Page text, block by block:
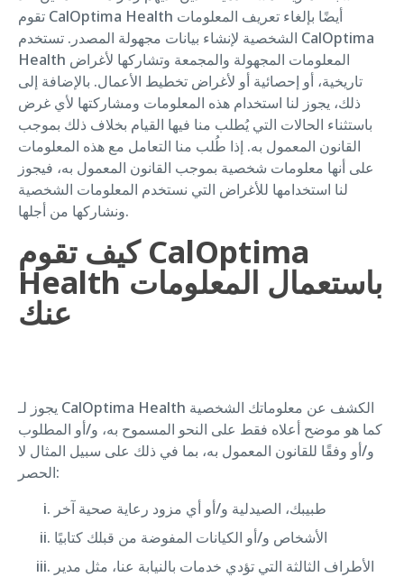
تقوم CalOptima Health أيضًا بإلغاء تعريف المعلومات
الشخصية لإنشاء بيانات مجهولة المصدر. تستخدم CalOptima
Health المعلومات المجهولة والمجمعة وتشاركها لأغراض
تاريخية، أو إحصائية أو لأغراض تخطيط الأعمال. بالإضافة إلى
ذلك، يجوز لنا استخدام هذه المعلومات ومشاركتها لأي غرض
باستثناء الحالات التي يُطلب منا فيها القيام بخلاف ذلك بموجب
القانون المعمول به. إذا طُلب منا التعامل مع هذه المعلومات
على أنها معلومات شخصية بموجب القانون المعمول به، فيجوز
لنا استخدامها للأغراض التي نستخدم المعلومات الشخصية
ونشاركها من أجلها.
كيف تقوم CalOptima
Health باستعمال المعلومات
عنك
يجوز لـ CalOptima Health الكشف عن معلوماتك الشخصية
كما هو موضح أعلاه فقط على النحو المسموح به، و/أو المطلوب
و/أو وفقًا للقانون المعمول به، بما في ذلك على سبيل المثال لا
الحصر:
طبيبك، الصيدلية و/أو أي مزود رعاية صحية آخر
الأشخاص و/أو الكيانات المفوضة من قبلك كتابيًا
الأطراف الثالثة التي تؤدي خدمات بالنيابة عنا، مثل مدير